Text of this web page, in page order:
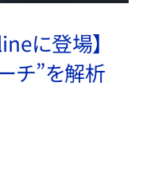
に登場】
チ”を解析